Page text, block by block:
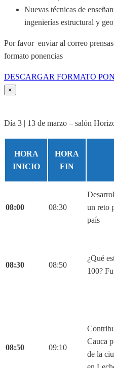
Nuevas técnicas de
ingenierías estructural y
Por favor enviar al correo
formato ponencias
DESCARGAR FORMATO
×
Día 3 | 13 de marzo – salón
HORA
INICIO
HORA
FIN
08:00 08:30
un reto
país
08:30 08:50
¿Qué
100?
08:50 09:10
Cauca
de la